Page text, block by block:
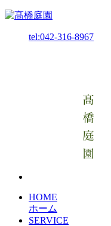
tel:042-316-8967
HOME
ホーム
SERVICE